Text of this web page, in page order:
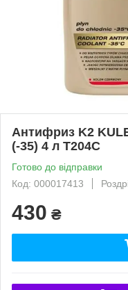
Антифриз K2
(-35) 4 л T204C
Готово до відправки
Код: 000017413
430 ₴